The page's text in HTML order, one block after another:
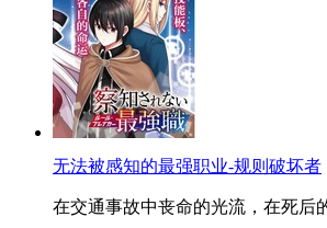
无法被感知的最强职业-规则破坏者
在交通事故中丧命的光流，在死后